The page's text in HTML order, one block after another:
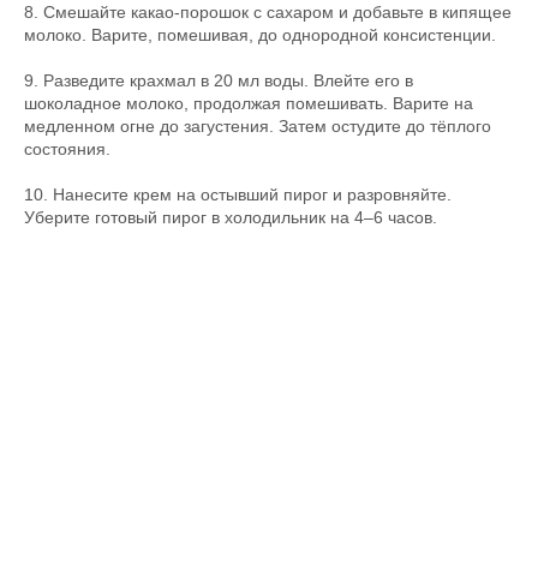
8. Смешайте какао-порошок с сахаром и добавьте в кипящее
молоко. Варите, помешивая, до однородной консистенции.
9. Разведите крахмал в 20 мл воды. Влейте его в
шоколадное молоко, продолжая помешивать. Варите на
медленном огне до загустения. Затем остудите до тёплого
состояния.
10. Нанесите крем на остывший пирог и разровняйте.
Уберите готовый пирог в холодильник на 4–6 часов.